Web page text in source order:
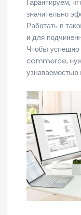
Гарантируем,
значительно
Работать в
и для
Чтобы успешно
commerce,
узнаваемостью